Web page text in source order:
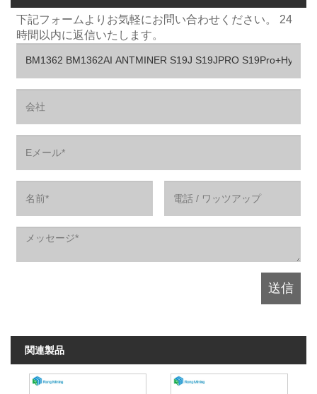
下記フォームよりお気軽にお問い合わせください。 24
時間以内に返信いたします。
関連製品